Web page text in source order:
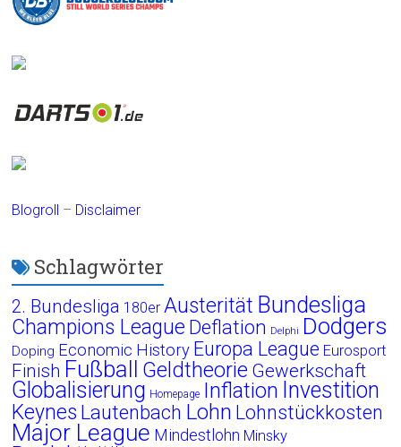
Blogroll – Disclaimer
Schlagwörter
2. Bundesliga 180er Austerität Bundesliga
Champions League Deflation Delphi Dodgers
Doping Economic History Europa League Eurosport
Finish Fußball Geldtheorie Gewerkschaft
Globalisierung Homepage Inflation Investition
Keynes Lautenbach Lohn Lohnstückkosten
Major League Mindestlohn Minsky